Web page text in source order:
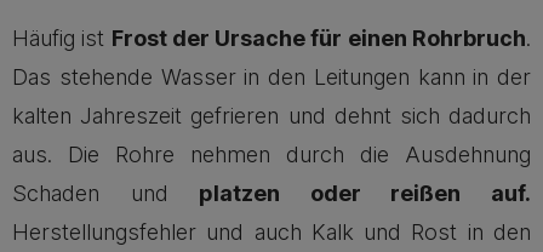
Häufig ist Frost der Ursache für einen Rohrbruch.
Das stehende Wasser in den Leitungen kann in der
kalten Jahreszeit gefrieren und dehnt sich dadurch
aus. Die Rohre nehmen durch die Ausdehnung
Schaden und platzen oder reißen auf.
Herstellungsfehler und auch Kalk und Rost in den